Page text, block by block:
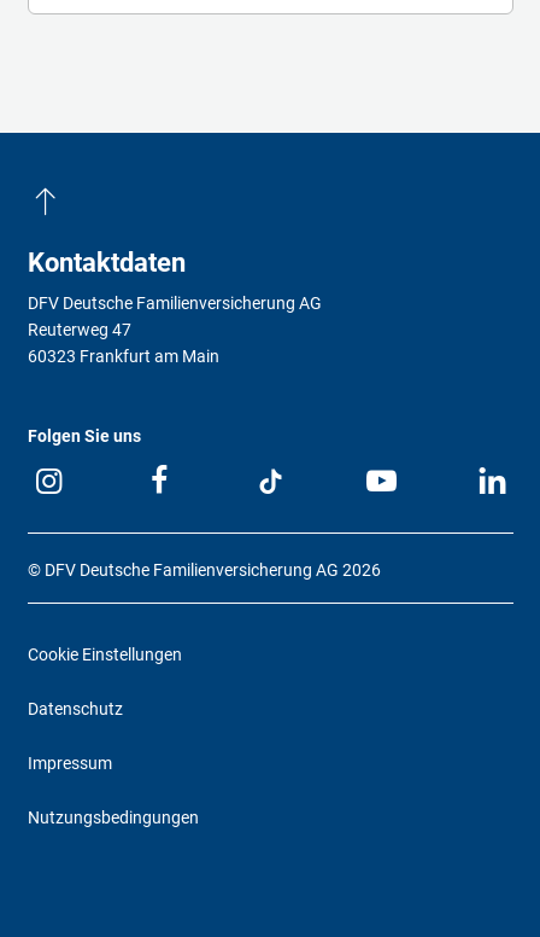
Kontaktdaten
DFV Deutsche Familienversicherung AG
Reuterweg 47
60323 Frankfurt am Main
Folgen Sie uns
© DFV Deutsche Familienversicherung AG 2026
Cookie Einstellungen
Datenschutz
Impressum
Nutzungsbedingungen